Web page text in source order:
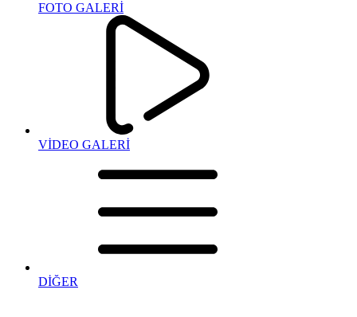
FOTO GALERİ
VİDEO GALERİ
DİĞER